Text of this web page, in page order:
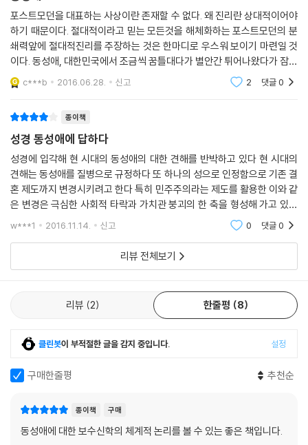
문들에 답변한다. “성경은 동성애를 언급한 적이 없다”(6장), “그런 종류
의 동성애와는 다르다”(7장), “폭식과 이혼은 어떤가”(8장), “교회는 상
심한 사람들을 위한 안식처가 되어야 한다”(9장), “당신의 생각은 시대착
오적이다”(10장), “공정하지 못하다”(11장), “내가 섬기는 하나님은 사랑
의 하나님이시다”(12장)라는 대표적인 일곱 가지 관점들이 간과하고 있거
나 잘못 주장하는 부분들을 간결하면서도 명확하게 지적하면서, 성경이 동
에서는 동성애가 분명히 죄이며, 이를 부인할 경우 필연적으로 그리스도인
의 신앙 및 사회 전체가 기초부터 흔들리게 될 것임을 지적한다. 그와 더불
어 그리스도인이 동성애라는 문제를 다룰 때는 다른 어떤 것보다 성경이
말하는 구원의 진리에 확고하게 서 있어야 함을 권면한다.
이처럼 『성경이 동성애에 답하다』는 그리스도인이 동성애를 생각할 때 알
아야 할 핵심적인 내용들을 간결하고 명확하게 제시한다. 그리스도인은 이
러한 문제 앞에서 성경의 진리에 집중해야 한다. 바로 이 책이 그 답을 들려
“그리스도인이라면 누구나 이 책을 읽어야 한다. 이 책을 다 읽고 나면, 복
음을 전하고, 잃어버린 자들을 사랑하며, 상처받은 자들을 포용하고, 예수
님과 그분의 말씀을 더욱 굳게 옹호할 준비를 갖추게 될 것이다.”
_러셀 무어(『왜 우리는 유혹을 이길 수 없는가』의 저자)
“이 책은 교회에 참으로 놀라운 선물이 아닐 수 없다. 이 책은 철저한 연구
주제에 관한 한 가히 독보적인 책이라 할 수 있다.” _J. D. 그리어(『지저스
포스트모던을 대표하는 사상이란 존재할 수 없다. 왜 진리란 상대적이어야
하기 때문이다. 절대적이라고 믿는 모든것을 해체화하는 포스트모던의 분
쇄력앞에 절대적진리를 주장하는 것은 한마디로 우스워 보이기 마련일 것
이다. 동성애, 대한민국에서 조금씩 꿈틀대다가 별안간 튀어나왔다가 잠시
숨을 죽이고 조용하다 싶으면 또 다시 고개를 들이미는 사회적인 이슈를
끌어 당기는 주제.
c***b 2016.06.28. 신고 2 댓글0
종이책
성경 동성애에 답하다
성경에 입각해 현 시대의 동성애의 대한 견해를 반박하고 있다 현 시대의
견해는 동성애를 질병으로 규정하다 또 하나의 성으로 인정함으로 기존 결
혼 제도까지 변경시키려고 한다 특히 민주주의라는 제도를 활용한 이와 같
은 변경은 극심한 사회적 타락과 가치관 붕괴의 한 축을 형성해 가고 있다
더부러 기독교인이라 자처하는 그룹에서도 주 예수 그리스도의 십자가 대
w***1 2016.11.14. 신고 0 댓글0
리뷰 전체보기
리뷰 2 한줄평 8
클린봇이 부적절한 글을 감지 중입니다. 설정
구매한줄평 추천순
종이책 구매
동성애에 대한 보수신학의 체계적 논리를 볼 수 있는 좋은 책입니다.